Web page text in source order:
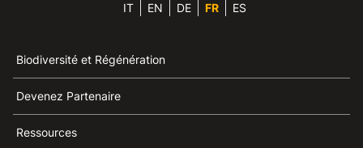
IT EN DE FR ES
Biodiversité et Régénération
Devenez Partenaire
Ressources